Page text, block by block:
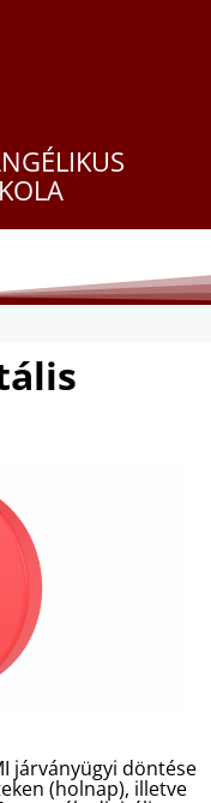
járványügyi döntése
(holnap), illetve